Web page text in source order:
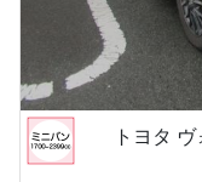
トヨタ